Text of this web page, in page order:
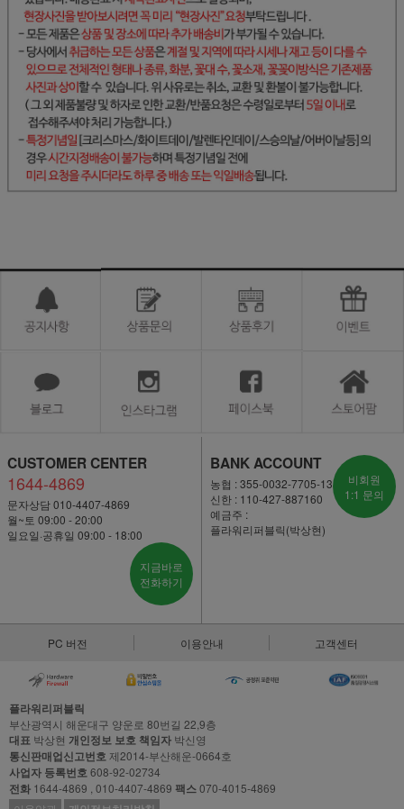
CUSTOMER CENTER
1644-4869
문자상담 010-4407-4869
월~토 09:00 - 20:00
일요일·공휴일 09:00 - 18:00
지금바로
전화하기
BANK ACCOUNT
농협 : 355-0032-7705-13
신한 : 110-427-887160
예금주 :
플라워리퍼블릭(박상현)
비회원
1:1 문의
PC 버전 이용안내 고객센터
플라워리퍼블릭
부산광역시 해운대구 양운로 80번길 22,9층
대표 박상현 개인정보 보호 책임자 박신영
통신판매업신고번호제2014-부산해운-0664호
사업자 등록번호608-92-02734
전화 1644-4869 , 010-4407-4869 팩스070-4015-4869